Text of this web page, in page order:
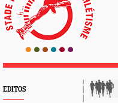
EDITOS